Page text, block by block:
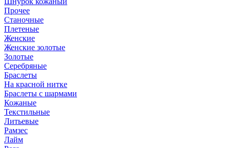
Прочее
Станочные
Плетеные
Женские
Женские золотые
Золотые
Серебряные
Браслеты
На красной нитке
Браслеты с шармами
Кожаные
Текстильные
Литьевые
Рамзес
Лайм